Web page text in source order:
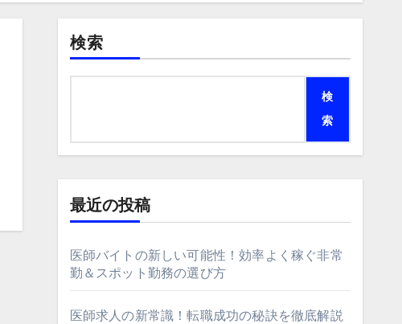
検索
検
索
最近の投稿
医師バイトの新しい可能性！効率よく稼ぐ非常
勤＆スポット勤務の選び方
医師求人の新常識！転職成功の秘訣を徹底解説